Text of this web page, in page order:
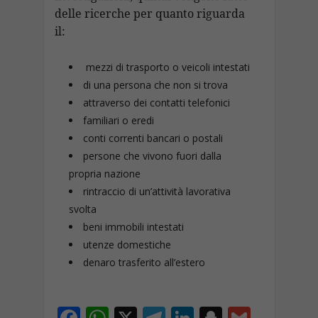
delle ricerche per quanto riguarda
il:
mezzi di trasporto o veicoli intestati
di una persona che non si trova
attraverso dei contatti telefonici
familiari o eredi
conti correnti bancari o postali
persone che vivono fuori dalla
propria nazione
rintraccio di un’attività lavorativa
svolta
beni immobili intestati
utenze domestiche
denaro trasferito all’estero